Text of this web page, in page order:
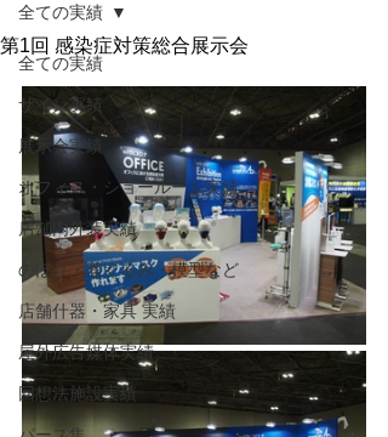
全ての実績
サイン実績
展示会実績
オフィス・ショールーム実績
店舗内外装実績
のぼり・着ぐるみ・模型など
店舗什器・家具 実績
屋外広告媒体実績
回想法施設実績
全ての実績
第1回 感染症対策総合展示会